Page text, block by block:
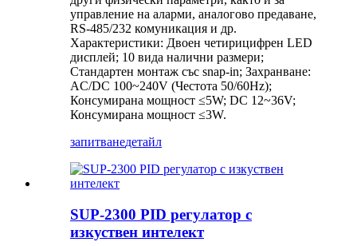
управление на аларми, аналогово предаване,
RS-485/232 комуникация и др.
Характеристики: Двоен четирицифрен LED
дисплей; 10 вида налични размери;
Стандартен монтаж със snap-in; Захранване:
AC/DC 100~240V (Честота 50/60Hz);
Консумирана мощност ≤5W; DC 12~36V;
Консумирана мощност ≤3W.
запитванедетайл
SUP-2300 PID регулатор с
изкуствен интелект